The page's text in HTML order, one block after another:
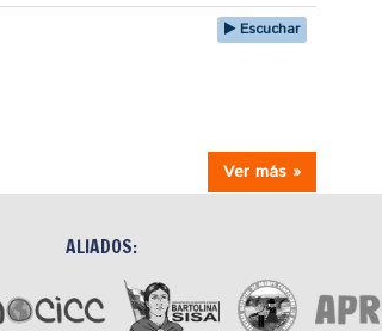
Escuchar
Ver más »
ALIADOS: